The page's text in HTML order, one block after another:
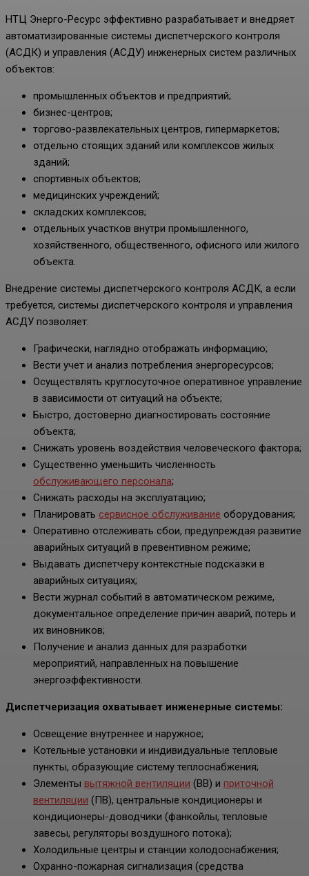
НТЦ Энерго-Ресурс эффективно разрабатывает и внедряет
автоматизированные системы диспетчерского контроля
(АСДК) и управления (АСДУ) инженерных систем различных
объектов:
промышленных объектов и предприятий;
бизнес-центров;
торгово-развлекательных центров, гипермаркетов;
отдельно стоящих зданий или комплексов жилых
зданий;
спортивных объектов;
медицинских учреждений;
складских комплексов;
отдельных участков внутри промышленного,
хозяйственного, общественного, офисного или жилого
объекта.
Внедрение системы диспетчерского контроля АСДК, а если
требуется, системы диспетчерского контроля и управления
АСДУ позволяет:
Графически, наглядно отображать информацию;
Вести учет и анализ потребления энергоресурсов;
Осуществлять круглосуточное оперативное управление
в зависимости от ситуаций на объекте;
Быстро, достоверно диагностировать состояние
объекта;
Снижать уровень воздействия человеческого фактора;
Существенно уменьшить численность
обслуживающего персонала;
Снижать расходы на эксплуатацию;
Планировать сервисное обслуживание оборудования;
Оперативно отслеживать сбои, предупреждая развитие
аварийных ситуаций в превентивном режиме;
Выдавать диспетчеру контекстные подсказки в
аварийных ситуациях;
Вести журнал событий в автоматическом режиме,
документальное определение причин аварий, потерь и
их виновников;
Получение и анализ данных для разработки
мероприятий, направленных на повышение
энергоэффективности.
Диспетчеризация охватывает инженерные системы:
Освещение внутреннее и наружное;
Котельные установки и индивидуальные тепловые
пункты, образующие систему теплоснабжения;
Элементы вытяжной вентиляции (ВВ) и приточной
вентиляции (ПВ), центральные кондиционеры и
кондиционеры-доводчики (фанкойлы, тепловые
завесы, регуляторы воздушного потока);
Холодильные центры и станции холодоснабжения;
Охранно-пожарная сигнализация (средства